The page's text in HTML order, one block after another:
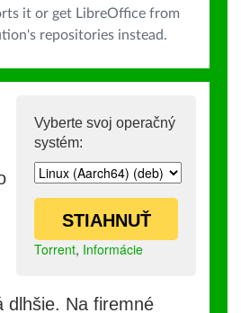
it or get LibreOffice from
repositories instead.
Vyberte svoj operačný
systém:
STIAHNUŤ
Torrent, Informácie
dlhšie. Na firemné